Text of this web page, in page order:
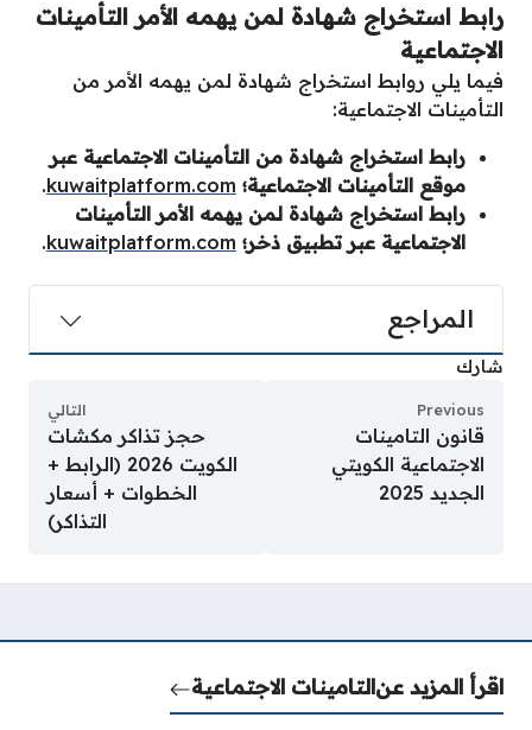
رابط استخراج شهادة لمن يهمه الأمر التأمينات
الاجتماعية
فيما يلي روابط استخراج شهادة لمن يهمه الأمر من
التأمينات الاجتماعية:
رابط استخراج شهادة من التأمينات الاجتماعية عبر
موقع التأمينات الاجتماعية؛ kuwaitplatform.com
.
رابط استخراج شهادة لمن يهمه الأمر التأمينات
الاجتماعية عبر تطبيق ذخر؛ kuwaitplatform.com
.
المراجع
شارك
Previous
قانون التامينات
الاجتماعية الكويتي
الجديد 2025
التالي
حجز تذاكر مكشات
الكويت 2026 (الرابط +
الخطوات + أسعار
التذاكر)
اقرأ المزيد عنالتامينات الاجتماعية